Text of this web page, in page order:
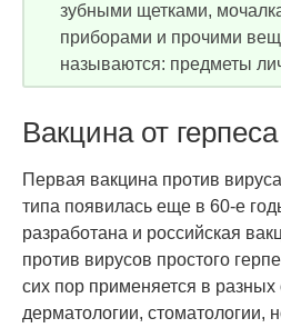
зубными щетками,
приборами и прочими
называются: предметы
Вакцина от герпеса
Первая вакцина против
типа появилась еще в 60-е
разработана и российская
против вирусов простого
сих пор применяется в разных
дерматологии, стоматологии,